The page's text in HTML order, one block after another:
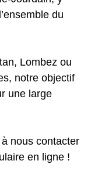
du
Lombez ou
notre objectif
une large
nous contacter
en ligne !